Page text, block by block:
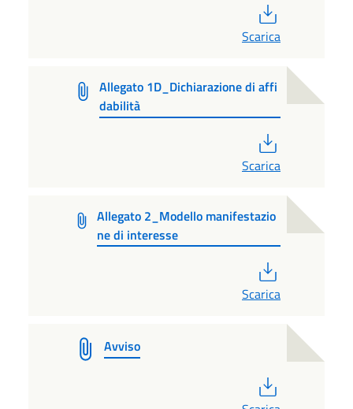
Scarica
Allegato 1D_Dichiarazione di affi
dabilità
Scarica
Allegato 2_Modello manifestazio
ne di interesse
Scarica
Avviso